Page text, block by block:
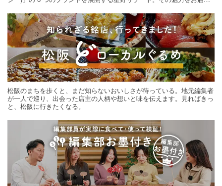
松阪のまちを歩くと、まだ知らないおいしさが待っている。地元編集者
が一人で巡り、出会った店主の人柄や想いと味を伝えます。見ればきっ
と、松阪に行きたくなる。